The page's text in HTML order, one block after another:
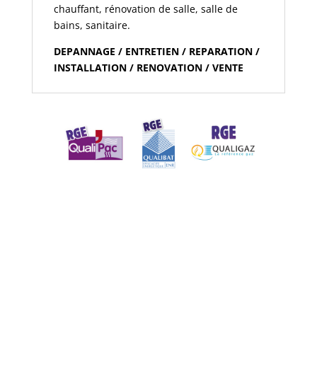
chauffant, rénovation de salle, salle de
bains, sanitaire.
DEPANNAGE / ENTRETIEN / REPARATION /
INSTALLATION / RENOVATION / VENTE